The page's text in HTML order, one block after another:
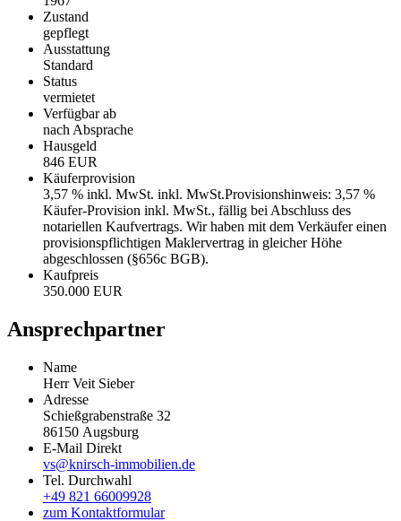
Zustand
gepflegt
Ausstattung
Standard
Status
vermietet
Verfügbar ab
nach Absprache
Hausgeld
846 EUR
Käufer­provision
3,57 % inkl. MwSt. inkl. MwSt.Provisionshinweis: 3,57 %
Käufer-Provision inkl. MwSt., fällig bei Abschluss des
notariellen Kaufvertrags. Wir haben mit dem Verkäufer einen
provisionspflichtigen Maklervertrag in gleicher Höhe
abgeschlossen (§656c BGB).
Kaufpreis
350.000 EUR
Ansprechpartner
Name
Herr Veit Sieber
Adresse
Schießgrabenstraße 32
86150 Augsburg
E-Mail Direkt
vs@knirsch-immobilien.de
Tel. Durchwahl
+49 821 66009928
zum Kontaktformular